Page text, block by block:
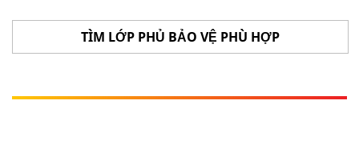
TÌM LỚP PHỦ BẢO VỆ PHÙ HỢP